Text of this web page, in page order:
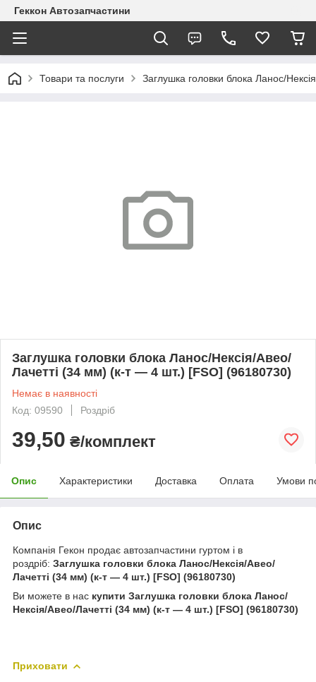
Геккон Автозапчастини
Товари та послуги Заглушка головки блока Ланос/
Заглушка головки блока Ланос/Нексія/Авео/
Лачетті (34 мм) (к-т — 4 шт.) [FSO] (96180730)
Немає в наявності
Код: 09590
Роздріб
39,50 ₴/комплект
Опис Характеристики Доставка Оплата Умови
Опис
Компанія Гекон продає автозапчастини гуртом і в
роздріб: Заглушка головки блока Ланос/Нексія/Авео/
Лачетті (34 мм) (к-т — 4 шт.) [FSO] (96180730)
Ви можете в нас купити Заглушка головки блока Ланос/
Нексія/Авео/Лачетті (34 мм) (к-т — 4 шт.) [FSO] (96180730)
Приховати